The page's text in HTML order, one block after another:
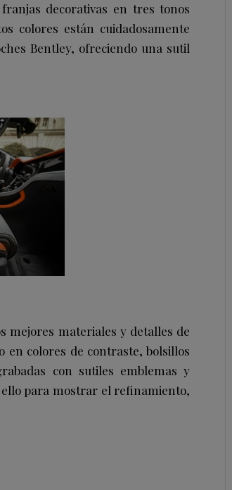
decorativas en tres tonos
colores están cuidadosamente
Bentley, ofreciendo una sutil
mejores materiales y detalles de
en colores de contraste, bolsillos
con sutiles emblemas y
para mostrar el refinamiento,